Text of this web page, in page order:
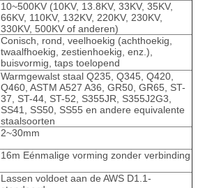
10~500KV (10KV, 13.8KV, 33KV, 35KV,
66KV, 110KV, 132KV, 220KV, 230KV,
330KV, 500KV of anderen)
Conisch, rond, veelhoekig (achthoekig,
twaalfhoekig, zestienhoekig, enz.),
buisvormig, taps toelopend
Warmgewalst staal Q235, Q345, Q420,
Q460, ASTM A527 A36, GR50, GR65, ST-
37, ST-44, ST-52, S355JR, S355J2G3,
SS41, SS50, SS55 en andere equivalente
staalsoorten
2~30mm
16m Eénmalige vorming zonder verbinding
Lassen voldoet aan de AWS D1.1-